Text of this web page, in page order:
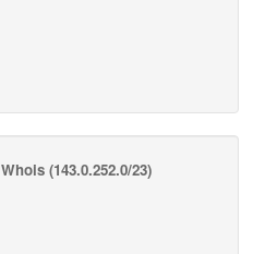
Whois(143.0.252.0/23)